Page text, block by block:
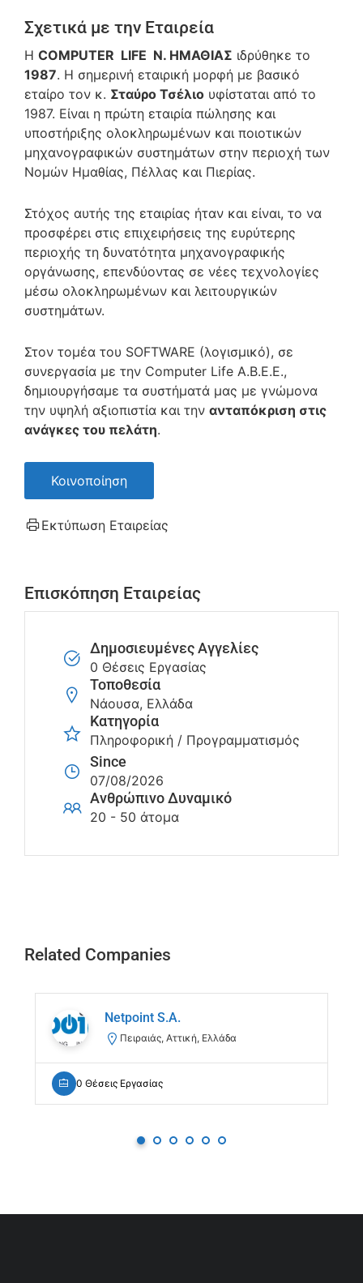
Σχετικά με την Εταιρεία
Η COMPUTER LIFE N. ΗΜΑΘΙΑΣ ιδρύθηκε το
1987. Η σημερινή εταιρική μορφή με βασικό
εταίρο τον κ. Σταύρο Τσέλιο υφίσταται από το
1987. Είναι η πρώτη εταιρία πώλησης και
υποστήριξης ολοκληρωμένων και ποιοτικών
μηχανογραφικών συστημάτων στην περιοχή των
Νομών Ημαθίας, Πέλλας και Πιερίας.
Στόχος αυτής της εταιρίας ήταν και είναι, το να
προσφέρει στις επιχειρήσεις της ευρύτερης
περιοχής τη δυνατότητα μηχανογραφικής
οργάνωσης, επενδύοντας σε νέες τεχνολογίες
μέσω ολοκληρωμένων και λειτουργικών
συστημάτων.
Στον τομέα του SOFTWARE (λογισμικό), σε
συνεργασία με την Computer Life A.B.E.E.,
δημιουργήσαμε τα συστήματά μας με γνώμονα
την υψηλή αξιοπιστία και την ανταπόκριση στις
ανάγκες του πελάτη.
Κοινοποίηση
Εκτύπωση Εταιρείας
Επισκόπηση Εταιρείας
Δημοσιευμένες Αγγελίες
0 Θέσεις Εργασίας
Τοποθεσία
Νάουσα, Ελλάδα
Κατηγορία
Πληροφορική / Προγραμματισμός
Since
07/08/2026
Ανθρώπινο Δυναμικό
20 - 50 άτομα
Related Companies
Netpoint S.A.
Πειραιάς, Αττική, Ελλάδα
0 Θέσεις Εργασίας